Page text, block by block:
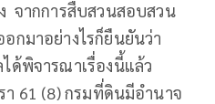
จากการสืบสวนสอบสวน
กมาอย่างไรก็ยืนยันว่า
ด้พิจารณาเรื่องนี้แล้ว
61 (8)​ กรมที่ดินมีอำนาจ